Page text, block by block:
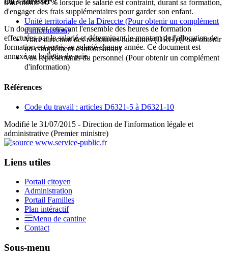
d'au moins 10 % lorsque le salarié est contraint, durant sa formation,
d'engager des frais supplémentaires pour garder son enfant.
Un document retraçant l'ensemble des heures de formation
effectuées par le salarié et déterminant le montant de l'allocation de
formation est remis au salarié chaque année. Ce document est
annexé au bulletin de paie.
Unité territoriale de la Direccte (Pour obtenir un complément
d'information)
Votre direction des ressources humaines (DRH)(Pour obtenir
un complément d'information)
Vos représentants du personnel (Pour obtenir un complément
d'information)
Références
Code du travail : articles D6321-5 à D6321-10
Modifié le 31/07/2015 - Direction de l'information légale et
administrative (Premier ministre)
Liens utiles
Portail citoyen
Administration
Portail Familles
Plan intéractif
Menu de cantine
Contact
Sous-menu